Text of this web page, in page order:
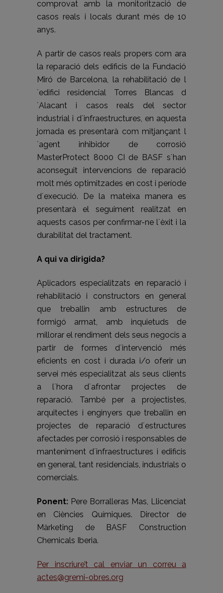
comprovat amb la monitorització de
casos reals i locals durant més de 10
anys.
A partir de casos reals propers com ara
la reparació dels edificis de la Fundació
Miró de Barcelona, la rehabilitació de l
´edifici residencial Torres Blancas d
´Alacant i casos reals del sector
industrial i d´infraestructures, en aquesta
jornada es presentarà com mitjançant l
´agent inhibidor de corrosió
MasterProtect 8000 CI de BASF s´han
aconseguit intervencions de reparació
molt més optimitzades en cost i període
d´execució. De la mateixa manera es
presentarà el seguiment realitzat en
aquests casos per confirmar-ne l´èxit i la
durabilitat del tractament.
A qui va dirigida?
Aplicadors especialitzats en reparació i
rehabilitació i constructors en general
que treballin amb estructures de
formigó armat, amb inquietuds de
millorar el rendiment dels seus negocis a
partir de formes d´intervenció més
eficients en cost i durada i/o oferir un
servei més especialitzat als seus clients
a l´hora d´afrontar projectes de
reparació. També per a projectistes,
arquitectes i enginyers que treballin en
projectes de reparació d´estructures
afectades per corrosió i responsables de
manteniment d´infraestructures i edificis
en general, tant residencials, industrials o
comercials.
Ponent: Pere Borralleras Mas, Llicenciat
en Ciències Químiques. Director de
Màrketing de BASF Construction
Chemicals Iberia.
Per inscriure’t cal enviar un correu a
actes@gremi-obres.org